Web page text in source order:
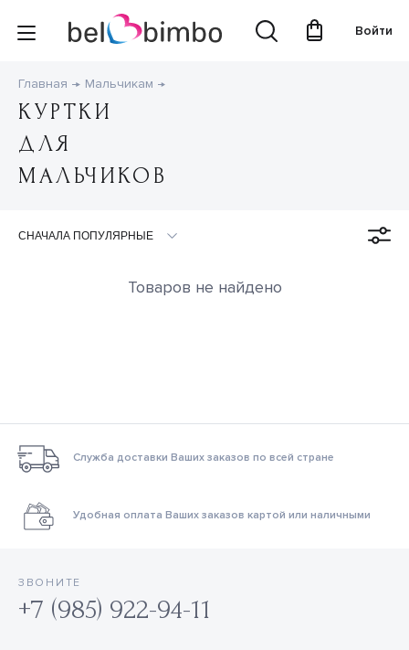
Войти
Главная Мальчикам
КУРТКИ
ДЛЯ
МАЛЬЧИКОВ
Товаров не найдено
Служба доставки Ваших заказов по всей стране
Удобная оплата Ваших заказов картой или наличными
ЗВОНИТЕ
+7 (985) 922-94-11